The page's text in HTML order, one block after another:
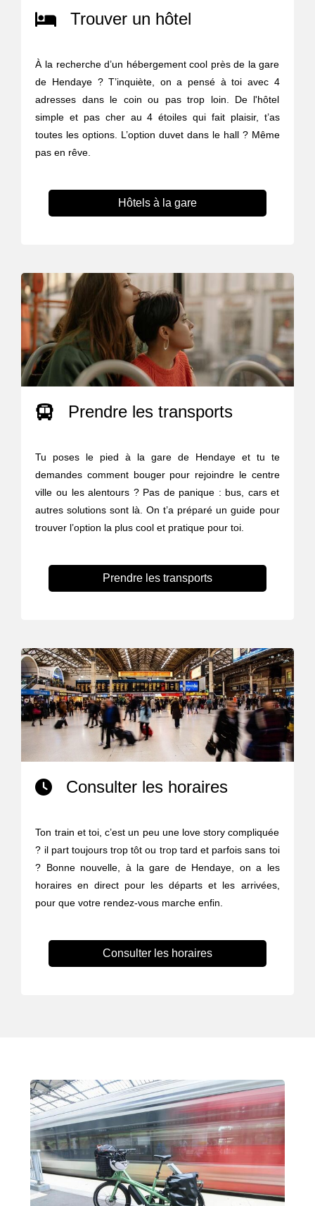
Trouver un hôtel
À la recherche d’un hébergement cool près de la gare
de Hendaye ? T’inquiète, on a pensé à toi avec 4
adresses dans le coin ou pas trop loin. De l'hôtel
simple et pas cher au 4 étoiles qui fait plaisir, t’as
toutes les options. L’option duvet dans le hall ? Même
pas en rêve.
Hôtels à la gare
Prendre les transports
Tu poses le pied à la gare de Hendaye et tu te
demandes comment bouger pour rejoindre le centre
ville ou les alentours ? Pas de panique : bus, cars et
autres solutions sont là. On t’a préparé un guide pour
trouver l’option la plus cool et pratique pour toi.
Prendre les transports
Consulter les horaires
Ton train et toi, c’est un peu une love story compliquée
? il part toujours trop tôt ou trop tard et parfois sans toi
? Bonne nouvelle, à la gare de Hendaye, on a les
horaires en direct pour les départs et les arrivées,
pour que votre rendez-vous marche enfin.
Consulter les horaires